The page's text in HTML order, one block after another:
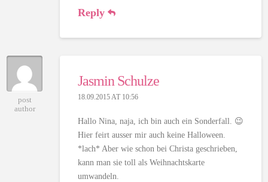
Reply
post
author
Jasmin Schulze
18.09.2015 AT 10:56
Hallo Nina, naja, ich bin auch ein Sonderfall. 😉
Hier feirt ausser mir auch keine Halloween.
*lach* Aber wie schon bei Christa geschrieben,
kann man sie toll als Weihnachtskarte
umwandeln.